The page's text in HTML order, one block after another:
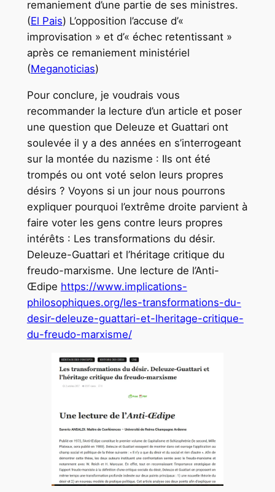
remaniement d’une partie de ses ministres.
(El Pais) L’opposition l’accuse d’«
improvisation » et d’« échec retentissant »
après ce remaniement ministériel
(Meganoticias)
Pour conclure, je voudrais vous
recommander la lecture d’un article et poser
une question que Deleuze et Guattari ont
soulevée il y a des années en s’interrogeant
sur la montée du nazisme : Ils ont été
trompés ou ont voté selon leurs propres
désirs ? Voyons si un jour nous pourrons
expliquer pourquoi l’extrême droite parvient à
faire voter les gens contre leurs propres
intérêts : Les transformations du désir.
Deleuze-Guattari et l’héritage critique du
freudo-marxisme. Une lecture de l’Anti-
Œdipe https://www.implications-
philosophiques.org/les-transformations-du-
desir-deleuze-guattari-et-lheritage-critique-
du-freudo-marxisme/